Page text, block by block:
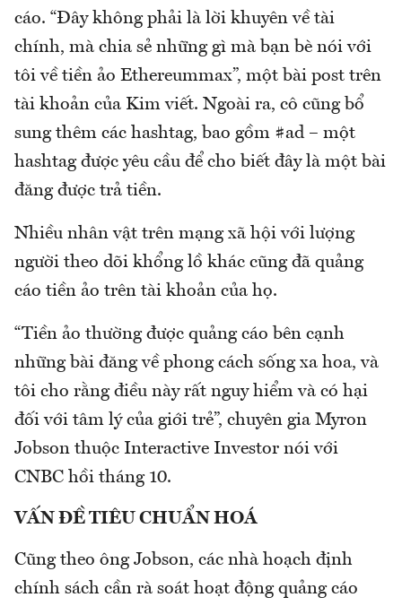
cáo. “Đây không phải là lời khuyên về tài
chính, mà chia sẻ những gì mà bạn bè nói với
tôi về tiền ảo Ethereummax”, một bài post trên
tài khoản của Kim viết. Ngoài ra, cô cũng bổ
sung thêm các hashtag, bao gồm #ad – một
hashtag được yêu cầu để cho biết đây là một bài
đăng được trả tiền.
Nhiều nhân vật trên mạng xã hội với lượng
người theo dõi khổng lồ khác cũng đã quảng
cáo tiền ảo trên tài khoản của họ.
“Tiền ảo thường được quảng cáo bên cạnh
những bài đăng về phong cách sống xa hoa, và
tôi cho rằng điều này rất nguy hiểm và có hại
đối với tâm lý của giới trẻ”, chuyên gia Myron
Jobson thuộc Interactive Investor nói với
CNBC hồi tháng 10.
VẤN ĐỀ TIÊU CHUẨN HOÁ
Cũng theo ông Jobson, các nhà hoạch định
chính sách cần rà soát hoạt động quảng cáo